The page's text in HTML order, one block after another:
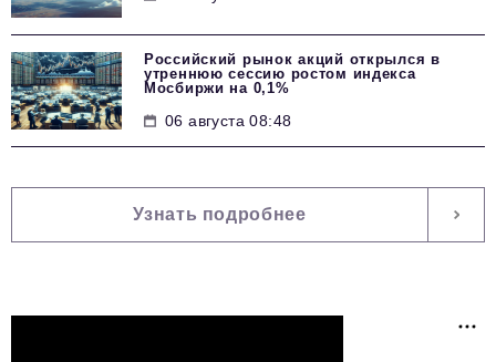
Российский рынок акций открылся в
утреннюю сессию ростом индекса
Мосбиржи на 0,1%
06 августа 08:48
Узнать подробнее